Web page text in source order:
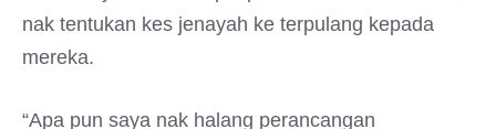
nak tentukan kes jenayah ke terpulang kepada
mereka.
“Apa pun saya nak halang perancangan